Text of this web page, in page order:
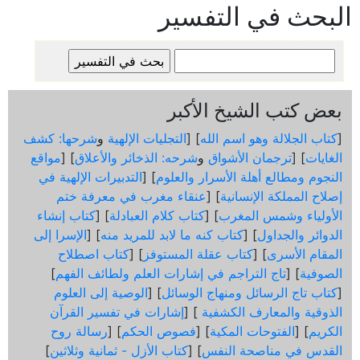
البحث في التفسير
بعض كتب الشيخ الأكبر
[كتاب الجلالة وهو اسم الله] [التجليات الإلهية وشرحها: كشف
الغايات] [ترجمان الأشواق وشرحه: الذخائر والأعلاق] [مواقع
النجوم ومطالع أهلة الأسرار والعلوم] [التدبيرات الإلهية في
إصلاح المملكة الإنسانية] [عنقاء مغرب في معرفة ختم
الأولياء وشمس المغرب] [كتاب كلام العبادلة] [كتاب إنشاء
الدوائر والجداول] [كتاب كنه ما لابد للمريد منه] [الإسرا إلى
المقام الأسرى] [كتاب عقلة المستوفز ] [كتاب اصطلاح
الصوفية] [تاج التراجم في إشارات العلم ولطائف الفهم]
[كتاب تاج الرسائل ومنهاج الوسائل] [الوصية إلى العلوم
الذوقية والمعارف الكشفية ] [إشارات في تفسير القرآن
الكريم] [الفتوحات المكية] [فصوص الحكم] [رسالة روح
القدس في مناصحة النفس] [كتاب الأزل - ثمانية وثلاثين]